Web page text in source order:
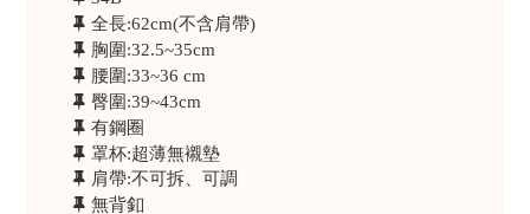
全長:62cm(不含肩帶)
胸圍:32.5~35cm
腰圍:33~36 cm
臀圍:39~43cm
有鋼圈
罩杯:超薄無襯墊
肩帶:不可拆、可調
無背釦